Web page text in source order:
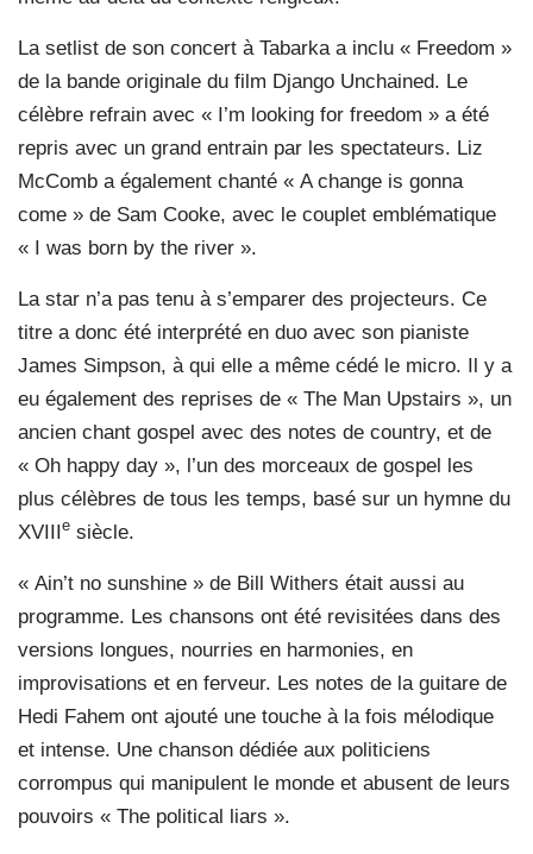
La setlist de son concert à Tabarka a inclu « Freedom »
de la bande originale du film Django Unchained. Le
célèbre refrain avec « I’m looking for freedom » a été
repris avec un grand entrain par les spectateurs. Liz
McComb a également chanté « A change is gonna
come » de Sam Cooke, avec le couplet emblématique
« I was born by the river ».
La star n’a pas tenu à s’emparer des projecteurs. Ce
titre a donc été interprété en duo avec son pianiste
James Simpson, à qui elle a même cédé le micro. Il y a
eu également des reprises de « The Man Upstairs », un
ancien chant gospel avec des notes de country, et de
« Oh happy day », l’un des morceaux de gospel les
plus célèbres de tous les temps, basé sur un hymne du
XVIIIe siècle.
« Ain’t no sunshine » de Bill Withers était aussi au
programme. Les chansons ont été revisitées dans des
versions longues, nourries en harmonies, en
improvisations et en ferveur. Les notes de la guitare de
Hedi Fahem ont ajouté une touche à la fois mélodique
et intense. Une chanson dédiée aux politiciens
corrompus qui manipulent le monde et abusent de leurs
pouvoirs « The political liars ».